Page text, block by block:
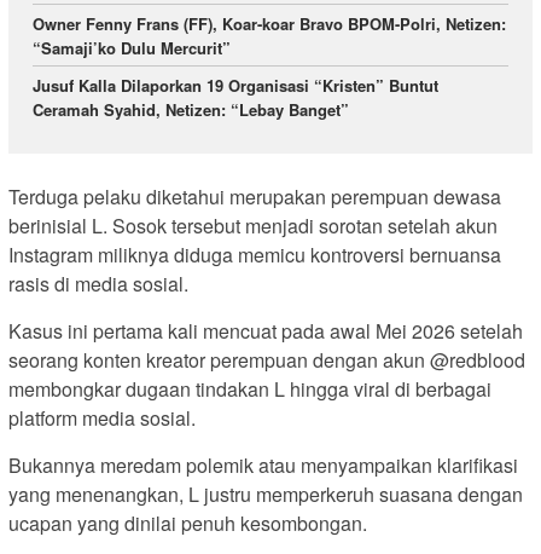
Owner Fenny Frans (FF), Koar-koar Bravo BPOM-Polri, Netizen:
“Samaji’ko Dulu Mercurit”
Jusuf Kalla Dilaporkan 19 Organisasi “Kristen” Buntut
Ceramah Syahid, Netizen: “Lebay Banget”
Terduga pelaku diketahui merupakan perempuan dewasa
berinisial L. Sosok tersebut menjadi sorotan setelah akun
Instagram miliknya diduga memicu kontroversi bernuansa
rasis di media sosial.
Kasus ini pertama kali mencuat pada awal Mei 2026 setelah
seorang konten kreator perempuan dengan akun @redblood
membongkar dugaan tindakan L hingga viral di berbagai
platform media sosial.
Bukannya meredam polemik atau menyampaikan klarifikasi
yang menenangkan, L justru memperkeruh suasana dengan
ucapan yang dinilai penuh kesombongan.